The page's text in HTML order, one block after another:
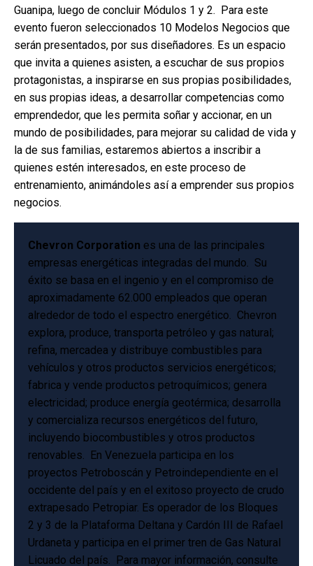
Guanipa, luego de concluir Módulos 1 y 2. Para este
evento fueron seleccionados 10 Modelos Negocios que
serán presentados, por sus diseñadores. Es un espacio
que invita a quienes asisten, a escuchar de sus propios
protagonistas, a inspirarse en sus propias posibilidades,
en sus propias ideas, a desarrollar competencias como
emprendedor, que les permita soñar y accionar, en un
mundo de posibilidades, para mejorar su calidad de vida y
la de sus familias, estaremos abiertos a inscribir a
quienes estén interesados, en este proceso de
entrenamiento, animándoles así a emprender sus propios
negocios.
Chevron Corporation es una de las principales
empresas energéticas integradas del mundo. Su
éxito se basa en el ingenio y en el compromiso de
aproximadamente 62.000 empleados que operan
alrededor de todo el espectro energético. Chevron
explora, produce, transporta petróleo y gas natural;
refina, mercadea y distribuye combustibles para
vehículos y otros productos servicios energéticos;
fabrica y vende productos petroquímicos; genera
electricidad; produce energía geotérmica; desarrolla
y comercializa recursos energéticos del futuro,
incluyendo biocombustibles y otros productos
renovables. En Venezuela participa en los
proyectos Petroboscán y Petroindependiente en el
occidente del país y en el exitoso proyecto de crudo
extrapesado Petropiar. Es operador de los Bloques
2 y 3 de la Plataforma Deltana y Cardón III de Rafael
Urdaneta y participa en el primer tren de Gas Natural
Licuado del país. Para mayor información, consulte